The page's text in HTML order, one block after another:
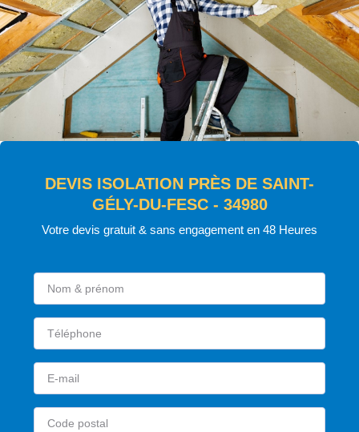
DEVIS ISOLATION PRÈS DE SAINT-
GÉLY-DU-FESC - 34980
Votre devis gratuit & sans engagement en 48 Heures